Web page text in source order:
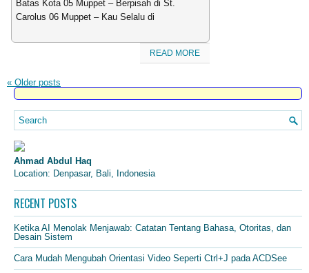
Batas Kota 05 Muppet – Berpisah di St.
Carolus 06 Muppet – Kau Selalu di
READ MORE
« Older posts
Ahmad Abdul Haq
Location: Denpasar, Bali, Indonesia
RECENT POSTS
Ketika AI Menolak Menjawab: Catatan Tentang Bahasa, Otoritas, dan
Desain Sistem
Cara Mudah Mengubah Orientasi Video Seperti Ctrl+J pada ACDSee